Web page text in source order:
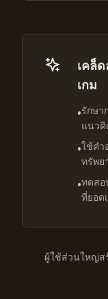
เคล็
เกม
•รักษา
แนวคิ
•ใช้คำ
ทรัพย
•ทดสอ
ที่ยอด
ผู้ใช้ส่วนใหญ่ส